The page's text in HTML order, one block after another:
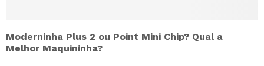
Moderninha Plus 2 ou Point Mini Chip? Qual a
Melhor Maquininha?